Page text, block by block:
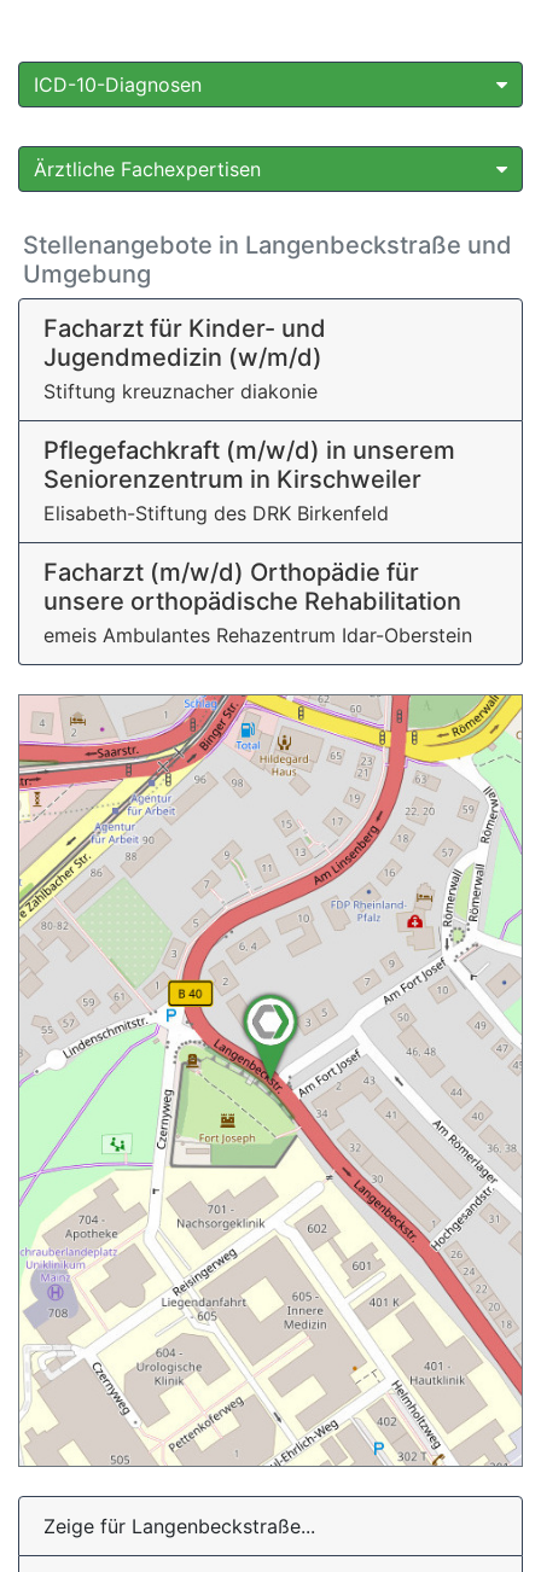
ICD-10-Diagnosen
Ärztliche Fachexpertisen
Stellenangebote in Langenbeckstraße und
Umgebung
Facharzt für Kinder- und
Jugendmedizin (w/m/d)
Stiftung kreuznacher diakonie
Pflege­fachkraft (m/w/d) in unserem
Seniorenzentrum in Kirschweiler
Elisabeth-Stiftung des DRK Birkenfeld
Facharzt (m/w/d) Orthopädie für
unsere orthopädische Rehabilitation
emeis Ambulantes Rehazentrum Idar-Oberstein
Zeige für Langenbeckstraße...